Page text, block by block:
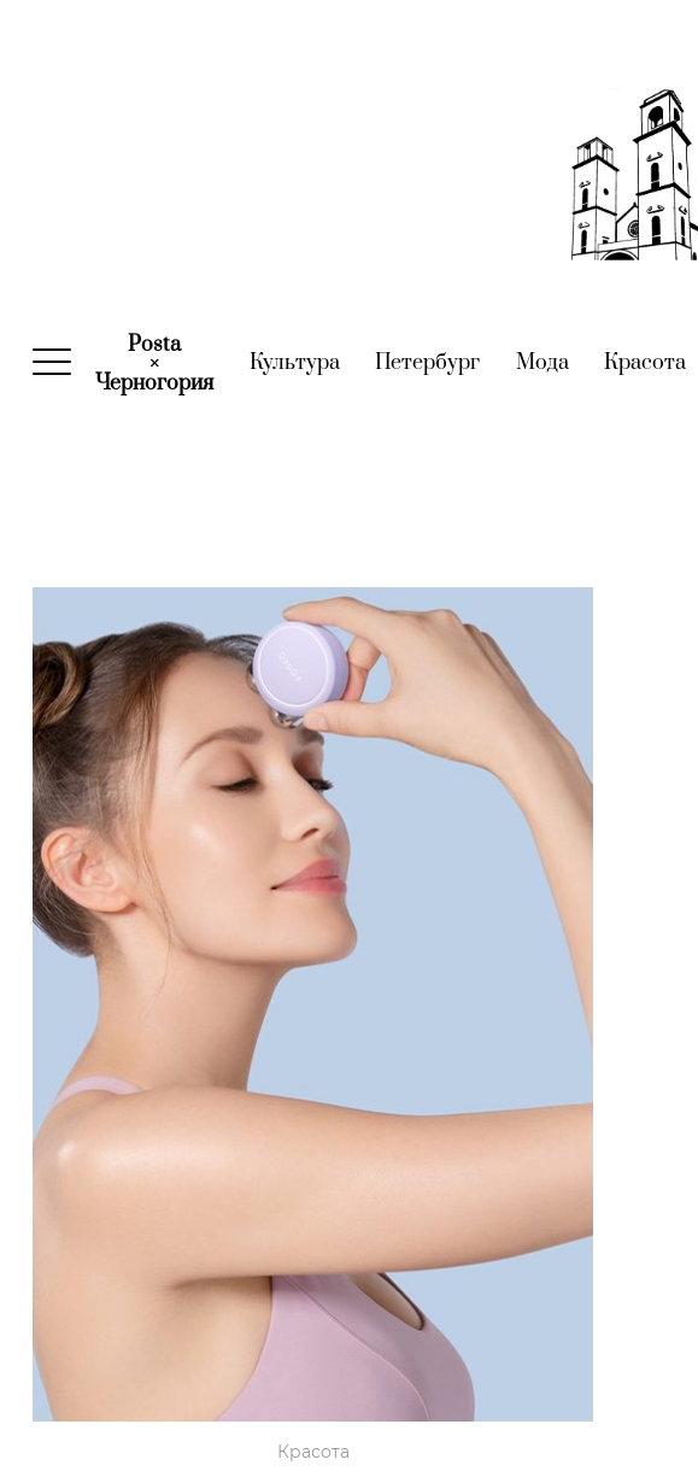
Posta
×
Черногория(current)
Культура(current)
Петербург (current)
Мода(current)
Красота
Красота